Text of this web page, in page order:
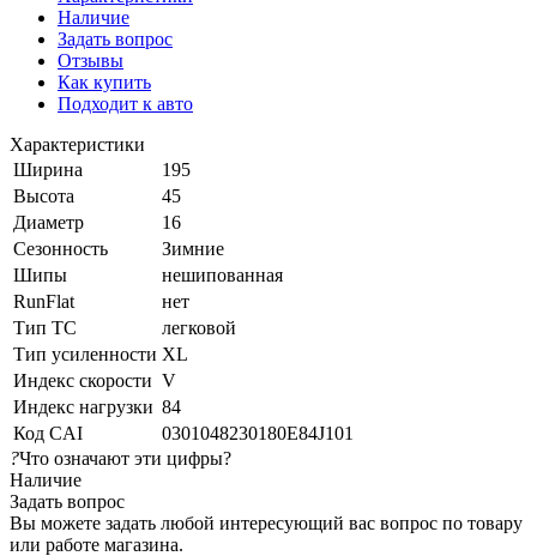
Наличие
Задать вопрос
Отзывы
Как купить
Подходит к авто
Характеристики
Ширина
195
Высота
45
Диаметр
16
Сезонность
Зимние
Шипы
нешипованная
RunFlat
нет
Тип ТС
легковой
Тип усиленности XL
Индекс скорости V
Индекс нагрузки 84
Код CAI
0301048230180E84J101
?Что означают эти цифры?
Наличие
Задать вопрос
Вы можете задать любой интересующий вас вопрос по товару
или работе магазина.